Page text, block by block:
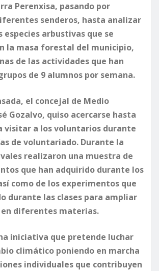
Perenxisa, pasando por
senderos, hasta analizar
arbustivas que se
la masa forestal del municipio,
de las actividades que han
de 9 alumnos por semana.
el concejal de Medio
Gozalvo, quiso acercarse hasta
visitar a los voluntarios durante
de voluntariado. Durante la
realizaron una muestra de
que han adquirido durante los
como de los experimentos que
durante las clases para ampliar
diferentes materias.
iniciativa que pretende luchar
climático poniendo en marcha
individuales que contribuyen